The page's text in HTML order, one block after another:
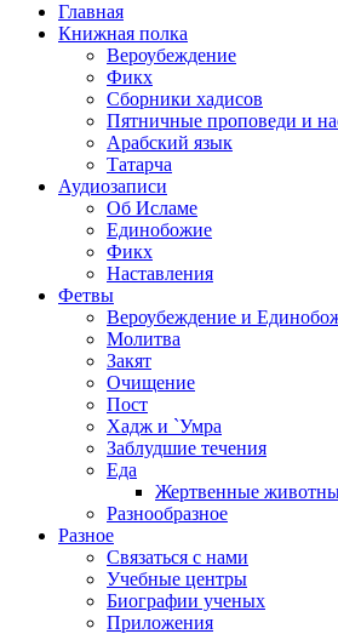
Главная
Книжная полка
Вероубеждение
Фикх
Сборники хадисов
Пятничные проповеди и
Арабский язык
Татарча
Аудиозаписи
Об Исламе
Единобожие
Фикх
Наставления
Фетвы
Вероубеждение и
Молитва
Закят
Очищение
Пост
Хадж и `Умра
Заблудшие течения
Еда
Жертвенные
Разнообразное
Разное
Связаться с нами
Учебные центры
Биографии ученых
Приложения